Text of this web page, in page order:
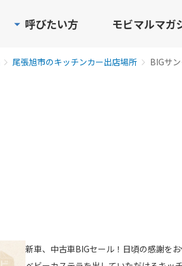
呼びたい方 モビマルマガ
尾張旭市のキッチンカー出店場所 BIGサ
新車、中古車BIGセール！日頃の感謝を